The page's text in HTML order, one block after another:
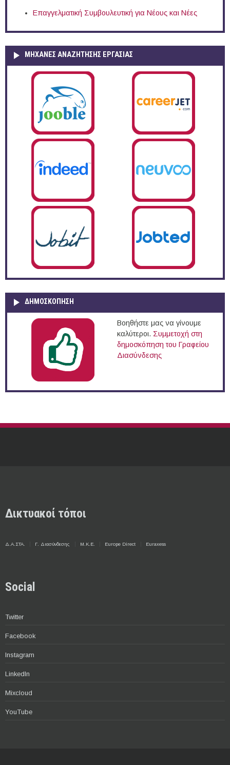
Επαγγελματική Συμβουλευτική για Νέους και Νέες
ΜΗΧΑΝΕΣ ΑΝΑΖΗΤΗΣΗΣ ΕΡΓΑΣΙΑΣ
ΔΗΜΟΣΚΌΠΗΣΗ
Βοηθήστε μας να γίνουμε
καλύτεροι. Συμμετοχή στη
δημοσκόπηση του Γραφείου
Διασύνδεσης
Δικτυακοί τόποι
Δ.Α.ΣΤΑ. Γ. Διασύνδεσης Μ.Κ.Ε. Europe Direct Euraxess
Social
Twitter
Facebook
Instagram
LinkedIn
Mixcloud
YouTube